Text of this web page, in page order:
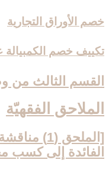
خصم الأوراق التجارية
تكييف خصم الكمبيالة
القسم الثالث من
الملاحق الفقهيّة
[الملحق
الفائدة إلى كسب